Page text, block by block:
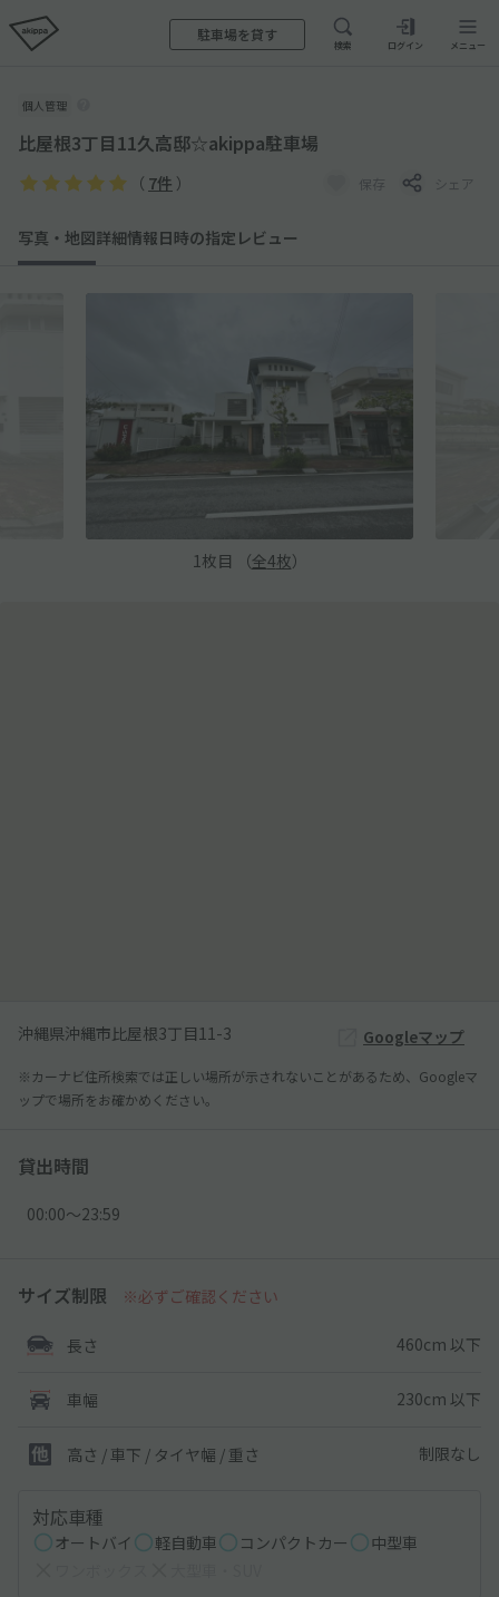
駐車場を貸す
検索 ログイン メニュー
個人管理
比屋根3丁目11久高邸☆akippa駐車場
（ 7件 ） 保存 シェア
写真・地図詳細情報日時の指定 レビュー
1 枚目 （全4枚）
沖縄県沖縄市比屋根3丁目11-3 Googleマップ
※カーナビ住所検索では正しい場所が示されないことがあるため、Googleマ
ップで場所をお確かめください。
貸出時間
00:00〜23:59
サイズ制限 ※必ずご確認ください
長さ 460cm 以下
車幅 230cm 以下
高さ / 車下 / タイヤ幅 / 重さ 制限なし
対応車種
オートバイ 軽自動車 コンパクトカー
中型車